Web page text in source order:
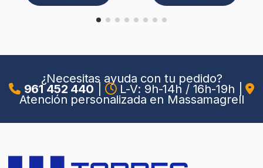
¿Necesitas ayuda con tu pedido?
961 452 440 L-V: 9h-14h / 16h-19h
Atención personalizada en Massamagrell